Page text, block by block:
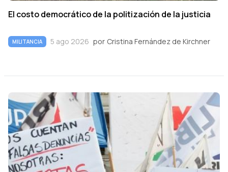
El costo democrático de la politización de la justicia
MILITANCIA 5 ago 2026 por Cristina Fernández de Kirchner